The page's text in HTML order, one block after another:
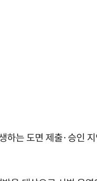
하는 도면 제출·승인